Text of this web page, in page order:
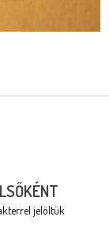
jelöltük